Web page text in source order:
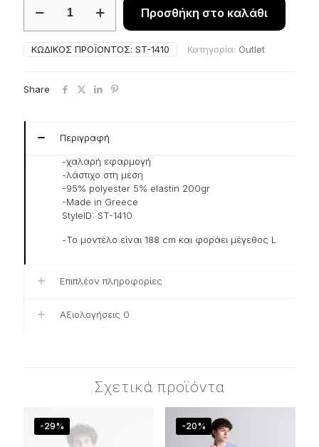
pants
ποσότητα
Προσθήκη στο καλάθι
ΚΩΔΙΚΌΣ ΠΡΟΪΌΝΤΟΣ: ST-1410 Κατηγορία: Outlet
Share
Περιγραφή
-χαλαρή εφαρμογή
-λάστιχο στη μέση
-95% polyester 5% elastin 200gr
-Made in Greece
StyleID: ST-1410
-Το μοντέλο είναι 188 cm και φοράει μέγεθος L
Επιπλέον πληροφορίες
Αξιολογήσεις 0
Σχετικά προϊόντα
-29% -20%